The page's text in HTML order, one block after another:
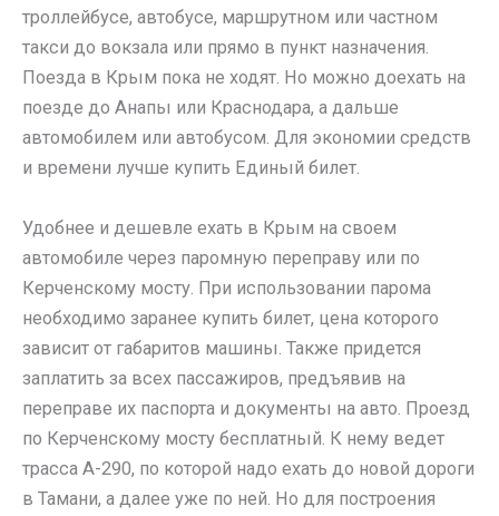
троллейбусе, автобусе, маршрутном или частном
такси до вокзала или прямо в пункт назначения.
Поезда в Крым пока не ходят. Но можно доехать на
поезде до Анапы или Краснодара, а дальше
автомобилем или автобусом. Для экономии средств
и времени лучше купить Единый билет.
Удобнее и дешевле ехать в Крым на своем
автомобиле через паромную переправу или по
Керченскому мосту. При использовании парома
необходимо заранее купить билет, цена которого
зависит от габаритов машины. Также придется
заплатить за всех пассажиров, предъявив на
переправе их паспорта и документы на авто. Проезд
по Керченскому мосту бесплатный. К нему ведет
трасса А-290, по которой надо ехать до новой дороги
в Тамани, а далее уже по ней. Но для построения